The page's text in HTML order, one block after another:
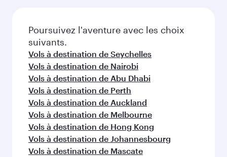
Poursuivez l'aventure avec les choix
suivants.
Vols à destination de Seychelles
Vols à destination de Nairobi
Vols à destination de Abu Dhabi
Vols à destination de Perth
Vols à destination de Auckland
Vols à destination de Melbourne
Vols à destination de Hong Kong
Vols à destination de Johannesbourg
Vols à destination de Mascate